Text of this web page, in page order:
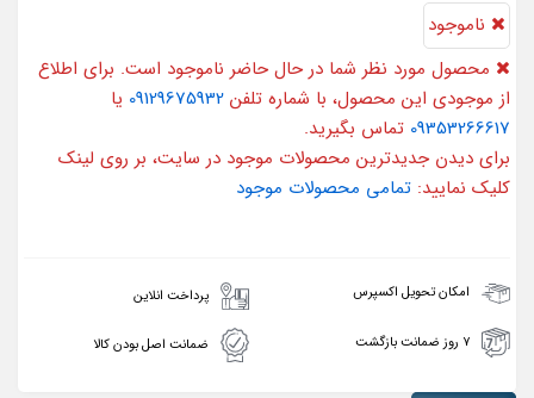
ناموجود
محصول مورد نظر شما در حال حاضر ناموجود است. برای اطلاع
از موجودی این محصول، با شماره تلفن 09129675932 یا
09353266617 تماس بگیرید.
برای دیدن جدیدترین محصولات موجود در سایت، بر روی لینک
کلیک نمایید: تمامی محصولات موجود
امکان تحویل اکسپرس پرداخت انلاین
۷ روز ضمانت بازگشت ضمانت اصل بودن کالا